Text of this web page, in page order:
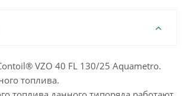
VZO 40 FL 130/25 Aquametro.
топлива.